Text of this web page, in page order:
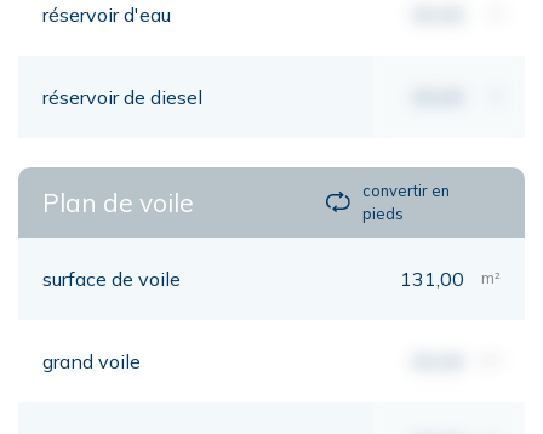
réservoir d'eau
réservoir de diesel
Plan de voile
convertir en
pieds
surface de voile 131,00 m²
grand voile